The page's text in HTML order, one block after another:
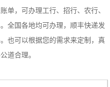
单，可办理工行、招行、农行、
全国各地均可办理，顺丰快递发
也可以根据您的需求来定制，真
道合理。